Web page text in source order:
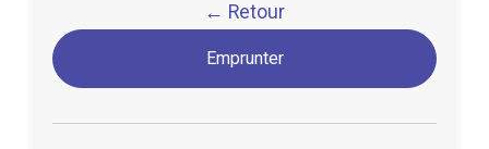
← Retour
Emprunter